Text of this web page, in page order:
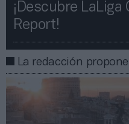
¡Descubre LaLiga
Report!​​
La redacción propone